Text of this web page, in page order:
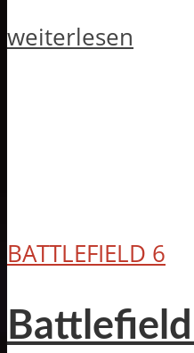
weiterlesen
BATTLEFIELD 6